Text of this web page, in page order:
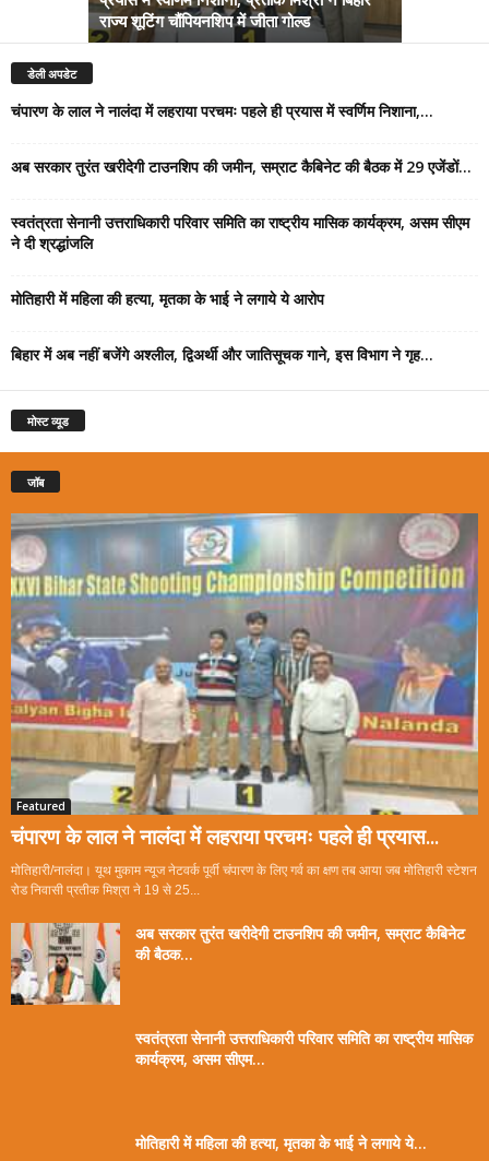
राज्य शूटिंग चौंपियनशिप में जीता गोल्ड
डेली अपडेट
चंपारण के लाल ने नालंदा में लहराया परचमः पहले ही प्रयास में स्वर्णिम निशाना,...
अब सरकार तुरंत खरीदेगी टाउनशिप की जमीन, सम्राट कैबिनेट की बैठक में 29 एजेंडों...
स्वतंत्रता सेनानी उत्तराधिकारी परिवार समिति का राष्ट्रीय मासिक कार्यक्रम, असम सीएम
ने दी श्रद्धांजलि
मोतिहारी में महिला की हत्या, मृतका के भाई ने लगाये ये आरोप
बिहार में अब नहीं बजेंगे अश्लील, द्विअर्थी और जातिसूचक गाने, इस विभाग ने गृह...
मोस्ट व्यूड
जॉब
Featured
चंपारण के लाल ने नालंदा में लहराया परचमः पहले ही प्रयास...
मोतिहारी/नालंदा। यूथ मुकाम न्यूज नेटवर्क पूर्वी चंपारण के लिए गर्व का क्षण तब आया जब मोतिहारी स्टेशन
रोड निवासी प्रतीक मिश्रा ने 19 से 25...
अब सरकार तुरंत खरीदेगी टाउनशिप की जमीन, सम्राट कैबिनेट
की बैठक...
स्वतंत्रता सेनानी उत्तराधिकारी परिवार समिति का राष्ट्रीय मासिक
कार्यक्रम, असम सीएम...
मोतिहारी में महिला की हत्या, मृतका के भाई ने लगाये ये...